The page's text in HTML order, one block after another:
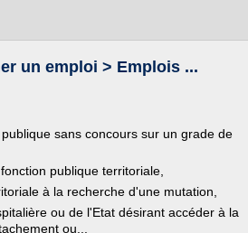
un emploi > Emplois ...
sans concours sur un grade de
publique territoriale,
à la recherche d'une mutation,
ou de l'Etat désirant accéder à la
ou...